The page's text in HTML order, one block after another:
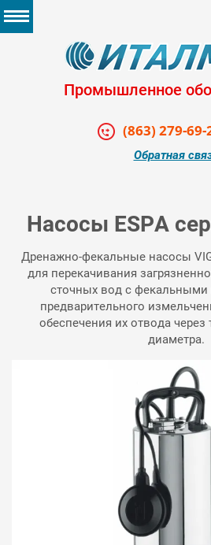
Промышленное
(863) 279-69-
Обратная
Насосы ESPA
Дренажно-фекальные насосы
для перекачивания
сточных вод с
предварительного
обеспечения их отвода
диаметра.